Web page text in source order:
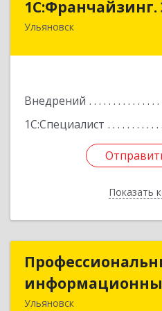
1С:Франчайзинг.
Ульяновск
Внедрений
1С:Специалист
Показать
Ульяновск